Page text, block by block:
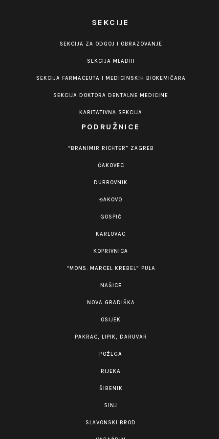
SEKCIJE
SEKCIJA ZA ODGOJ I OBRAZOVANJE
SEKCIJA MLADIH
SEKCIJA FARMACEUTA I MEDICINSKIH BIOKEMIČARA
SEKCIJA DOKTORA DENTALNE MEDICINE
KARITATIVNA SEKCIJA
PODRUŽNICE
“BRANIMIR RICHTER” ZAGREB
ČAKOVEC
DUBROVNIK
ĐAKOVO
GOSPIĆ
KARLOVAC
KOPRIVNICA
“MONS. MARCEL KREBEL” PULA
NAŠICE
NOVA GRADIŠKA
OSIJEK
PAKRAC, LIPIK, DARUVAR
POŽEGA
RIJEKA
ŠIBENIK
SINJ
SLAVONSKI BROD